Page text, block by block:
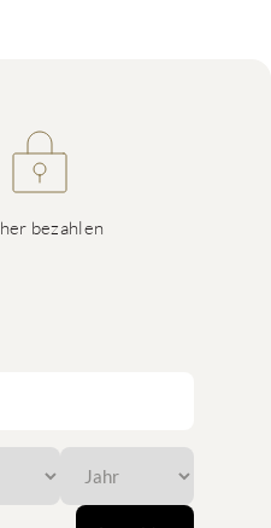
bezahlen